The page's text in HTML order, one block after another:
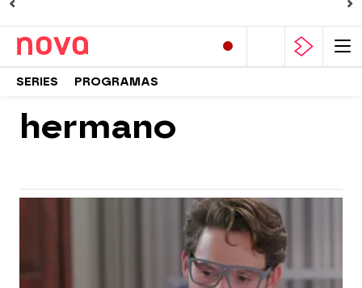
SERIES PROGRAMAS
hermano